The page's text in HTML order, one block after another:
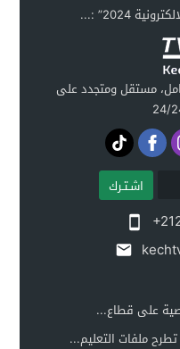
2024” :...
مستقل ومتجدد على
اشـتـرك
على قطاع...
تطرح ملفات التعليم...